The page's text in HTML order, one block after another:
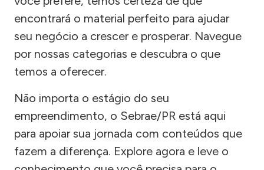
encontrará o material perfeito para ajudar
seu negócio a crescer e prosperar. Navegue
por nossas categorias e descubra o que
temos a oferecer.
Não importa o estágio do seu
empreendimento, o Sebrae/PR está aqui
para apoiar sua jornada com conteúdos que
fazem a diferença. Explore agora e leve o